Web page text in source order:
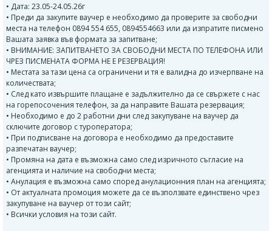
• Дата: 23.05-24.05.26г
• Преди да закупите ваучер е необходимо да проверите за свободни
места на телефон 0894 554 655, 0894554663 или да изпратите писмено
Вашата заявка във формата за запитване;
• ВНИМАНИЕ: ЗАПИТВАНЕТО ЗА СВОБОДНИ МЕСТА ПО ТЕЛЕФОНА ИЛИ
ЧРЕЗ ПИСМЕНАТА ФОРМА НЕ Е РЕЗЕРВАЦИЯ!
• Местата за тази цена са ограничени и тя е валидна до изчерпване на
количествата;
• След като извършите плащане е задължително да се свържете с нас
на горепосочения телефон, за да направите Вашата резервация;
• Необходимо е до 2 работни дни след закупуване на ваучер да
сключите договор с туроператора;
• При подписване на договора е необходимо да предоставите
разпечатан ваучер;
• Промяна на дата е възможна само след изричното съгласие на
агенцията и наличие на свободни места;
• Анулация е възможна само според анулационния план на агенцията;
• От актуалната промоция можете да се възползвате единствено чрез
закупуване на ваучер от този сайт;
• Всички условия на този сайт.